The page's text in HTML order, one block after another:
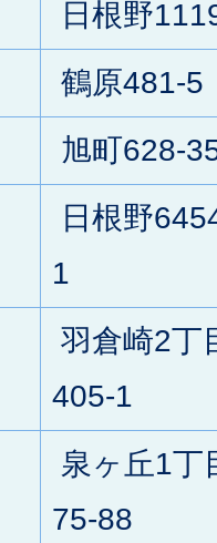
日根野
鶴原481-5
旭町628-
日根野
1
羽倉崎2丁
405-1
泉ヶ丘1丁
75-88